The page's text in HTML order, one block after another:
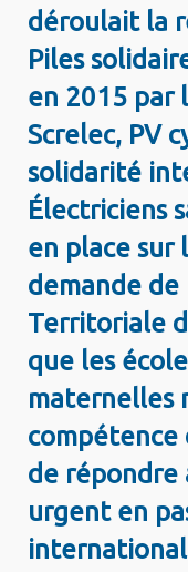
déroulait la
Piles
en 2015 par
Screlec, PV
solidarité
Électriciens
en place
demande
Territoriale
que les
maternelles
compétence
de répondre
urgent en